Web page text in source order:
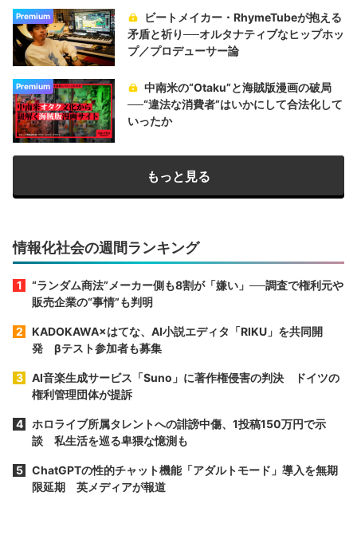
Premium
ビートメイカー・RhymeTubeが抱える
矛盾と祈り──オルタナティブなヒップホッ
プ／プロデューサー論
Premium
中南米の“Otaku”と海賊版漫画の破局
──“違法な消費者”はいかにして合法化して
いったか
もっと見る
情報化社会の週間ランキング
“ランダム商法”メーカー側も8割が「嫌い」──調査で権利元や
販売企業の“事情”も判明
KADOKAWA×はてな、AI小説エディタ「RIKU」を共同開
発 βテスト参加者も募集
AI音楽生成サービス「Suno」に著作権侵害の判決 ドイツの
権利管理団体が提訴
ホロライブ所属タレントへの誹謗中傷、1投稿150万円で示
談 私生活を巡る卑猥な憶測も
ChatGPTの性的チャット機能「アダルトモード」導入を無期
限延期 英メディアが報道